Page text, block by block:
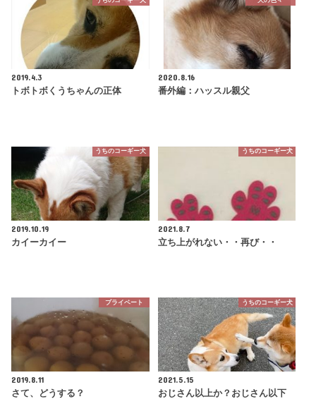
2019.4.3
トボトボくうちゃんの正体
2020.8.16
番外編：ハッスル親父
うちのコーギー犬
2019.10.19
カイーカイー
うちのコーギー犬
2021.8.7
立ち上がれない・・再び・・
プライベート
2019.8.11
さて、どうする？
うちのコーギー犬
2021.5.15
おじさん以上か？おじさん以下